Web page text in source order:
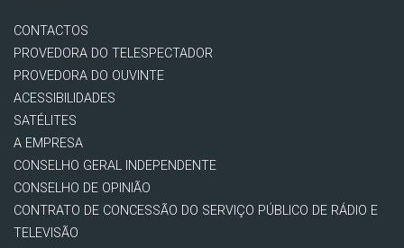
CONTACTOS
PROVEDORA DO TELESPECTADOR
PROVEDORA DO OUVINTE
ACESSIBILIDADES
SATÉLITES
A EMPRESA
CONSELHO GERAL INDEPENDENTE
CONSELHO DE OPINIÃO
CONTRATO DE CONCESSÃO DO SERVIÇO PÚBLICO DE RÁDIO E
TELEVISÃO